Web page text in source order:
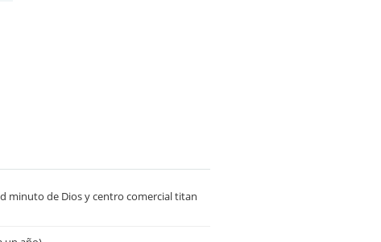
minuto de Dios y centro comercial titan